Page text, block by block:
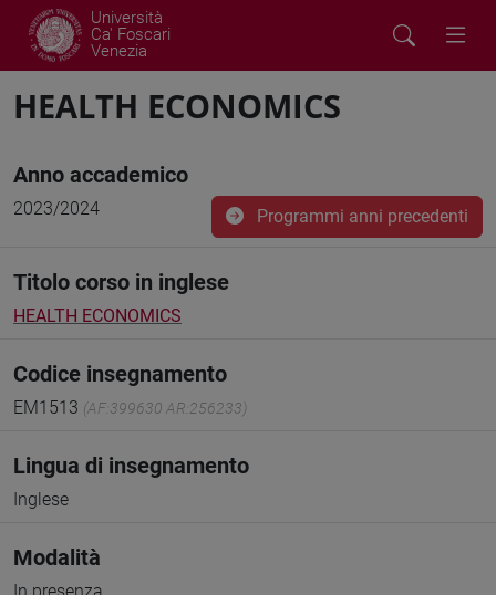
Università
Ca' Foscari
Venezia
HEALTH ECONOMICS
Anno accademico
2023/2024 Programmi anni precedenti
Titolo corso in inglese
HEALTH ECONOMICS
Codice insegnamento
EM1513 (AF:399630 AR:256233)
Lingua di insegnamento
Inglese
Modalità